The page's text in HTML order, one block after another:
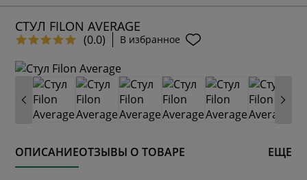
СТУЛ FILON AVERAGE
(0.0) В избранное
ОПИСАНИЕОТЗЫВЫ О ТОВАРЕ ЕЩЕ